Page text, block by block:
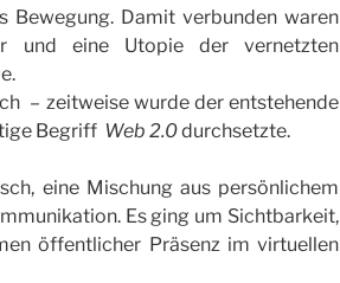
Bewegung. Damit verbunden waren
und eine Utopie der vernetzten
– zeitweise wurde der entstehende
Begriff Web 2.0durchsetzte.
eine Mischung aus persönlichem
Es ging um Sichtbarkeit,
öffentlicher Präsenz im virtuellen